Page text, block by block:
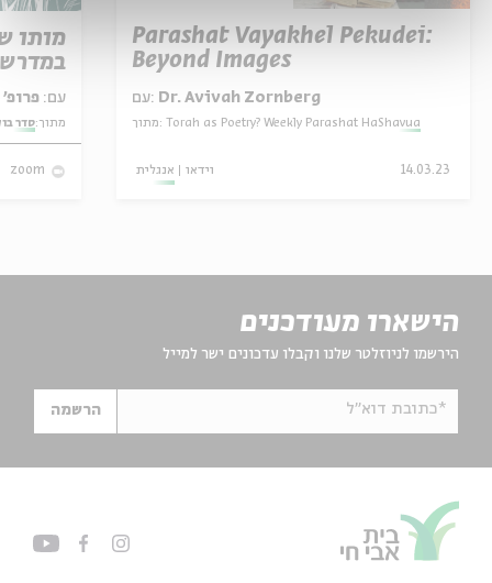
Parashat Vayakhel Pekudei:
Beyond Images
עם: Dr. Avivah Zornberg
מתוך: Torah as Poetry? Weekly Parashat HaShavua
אנגלית וידאו 14.03.23
מותו
עם: פרופ' אביגדור שנאן
מתוך:סדר
zoom
הישארו מעודכנים
הירשמו לניוזלטר שלנו וקבלו עדכונים ישר למייל
*כתובת דוא"ל הרשמה